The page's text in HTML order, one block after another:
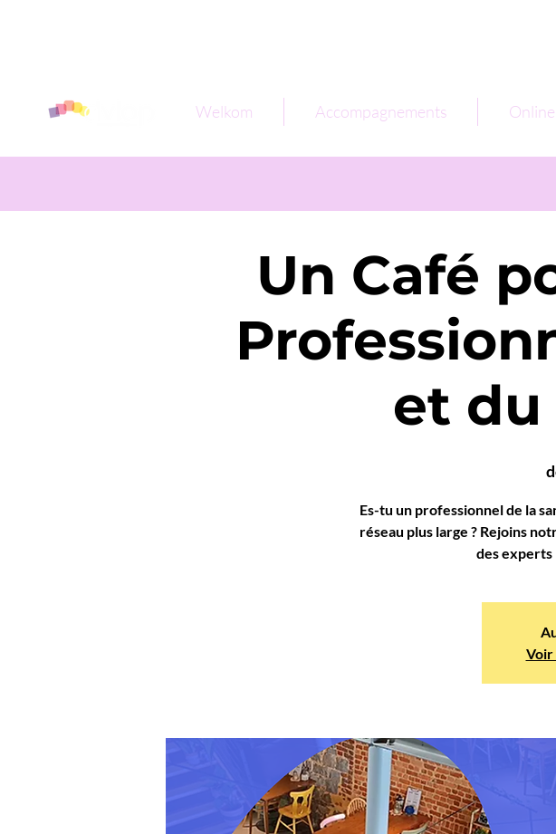
Welkom Accompagnements
Un Café
et du
Es-tu un professionnel de la
réseau plus large ? Rejoins
des experts
Voir